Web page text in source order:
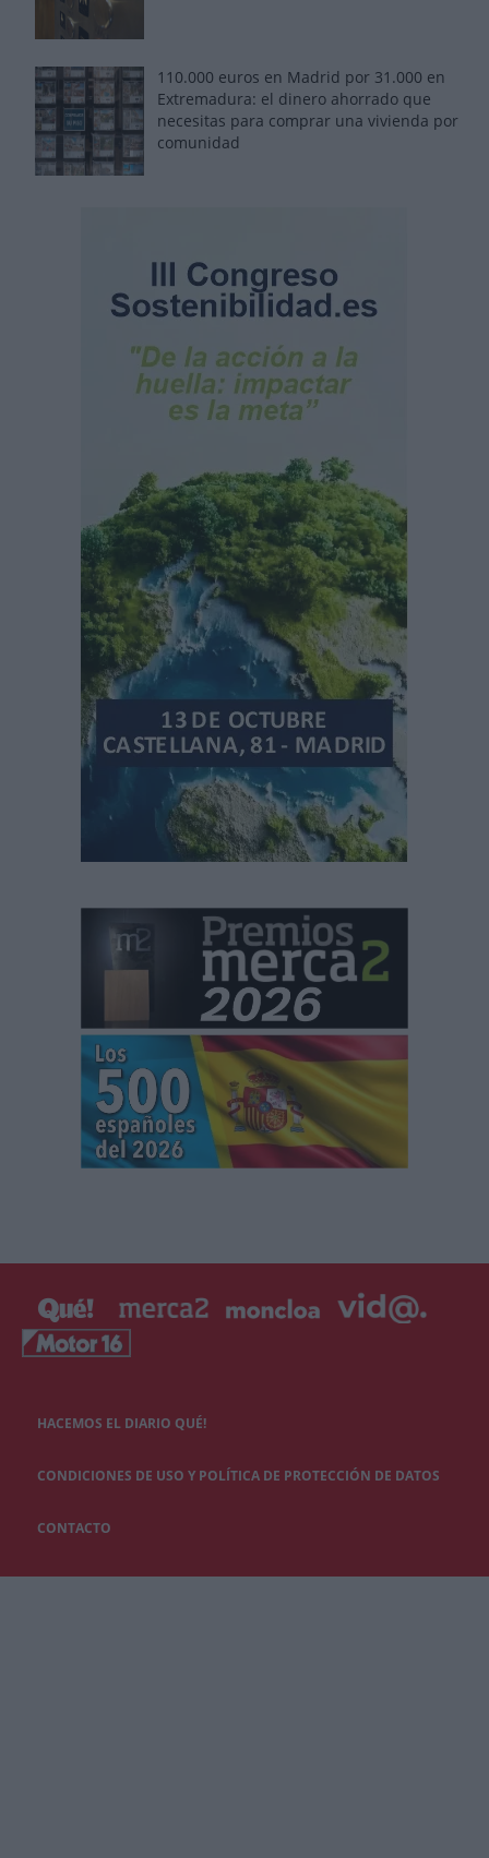
110.000 euros en Madrid por 31.000 en
Extremadura: el dinero ahorrado que
necesitas para comprar una vivienda por
comunidad
HACEMOS EL DIARIO QUÉ!
CONDICIONES DE USO Y POLÍTICA DE PROTECCIÓN DE DATOS
CONTACTO